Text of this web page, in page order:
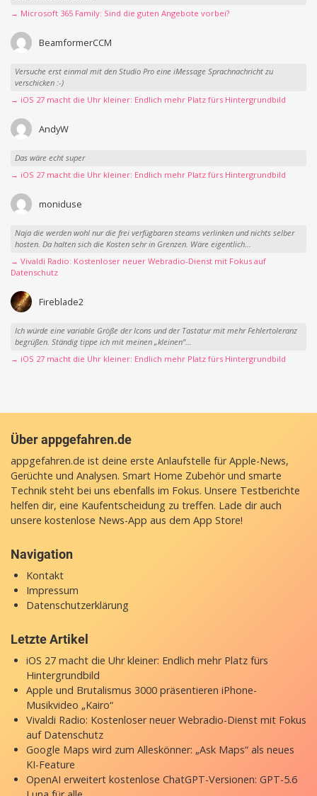
→ Microsoft 365 Family: Sind die guten Angebote vorbei?
BeamformerCCM
Versuche erst einmal mit den Studio Pro eine iMessage Sprachnachricht zu
verschicken :-)
→ iOS 27 macht die Uhr kleiner: Endlich mehr Platz fürs Hintergrundbild
AndyW
Das wäre echt super
→ iOS 27 macht die Uhr kleiner: Endlich mehr Platz fürs Hintergrundbild
moniduse
Naja die werden wohl nur die frei verfügbaren steams verlinken und nichts selber
hosten. Da halten sich die Kosten sehr in Grenzen. Wäre eigentlich...
→ Vivaldi Radio: Kostenloser neuer Webradio-Dienst mit Fokus auf
Datenschutz
Fireblade2
Ich würde eine variable Größe der Icons und der Tastatur mit mehr Fehlertoleranz
begrüßen. Ständig tippe ich mit meinen „kleinen“...
→ iOS 27 macht die Uhr kleiner: Endlich mehr Platz fürs Hintergrundbild
Über appgefahren.de
appgefahren.de ist deine erste Anlaufstelle für Apple-News,
Gerüchte und Analysen. Smart Home Zubehör und smarte
Technik steht bei uns ebenfalls im Fokus. Unsere Testberichte
helfen dir, eine Kaufentscheidung zu treffen. Lade dir auch
unsere kostenlose News-App aus dem App Store!
Navigation
Kontakt
Impressum
Datenschutzerklärung
Letzte Artikel
iOS 27 macht die Uhr kleiner: Endlich mehr Platz fürs
Hintergrundbild
Apple und Brutalismus 3000 präsentieren iPhone-
Musikvideo „Kairo“
Vivaldi Radio: Kostenloser neuer Webradio-Dienst mit Fokus
auf Datenschutz
Google Maps wird zum Alleskönner: „Ask Maps“ als neues
KI-Feature
OpenAI erweitert kostenlose ChatGPT-Versionen: GPT-5.6